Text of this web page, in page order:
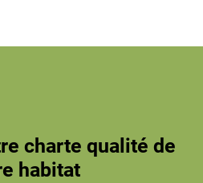
charte qualité de
habitat